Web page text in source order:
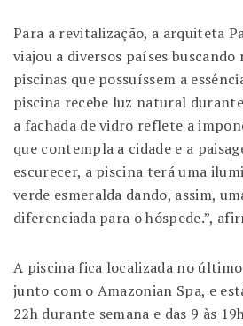
Para a revitalização, a arquiteta
viajou a diversos países buscando
piscinas que possuíssem a
piscina recebe luz natural
a fachada de vidro reflete a
que contempla a cidade e a
escurecer, a piscina terá uma
verde esmeralda dando, assim,
diferenciada para o hóspede.”,
A piscina fica localizada no
junto com o Amazonian Spa, e
22h durante semana e das 9 às